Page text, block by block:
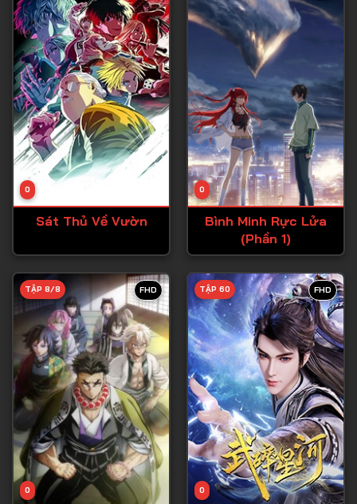
Tập 8
Tập 9
Tập 10
Tập 11
Tập 12
Tập 13
Tập 14
Tập 15
Tập 17
Tập 18
Tập 19
Tập 20
Tập 21
Tập 22
Tập 23
Tập 24
Tập 25
0
Sát Thủ Về Vườn
0
Bình Minh Rực Lửa
(Phần 1)
FHD
0
TẬP 8/8 FHD
0
TẬP 60